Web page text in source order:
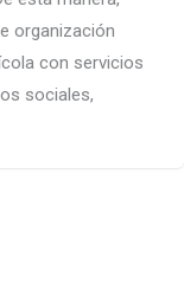
organización
con servicios
sociales,